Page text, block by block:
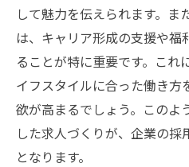
して魅力を伝えられます。ま
は、キャリア形成の支援や福
ることが特に重要です。これ
イフスタイルに合った働き方
欲が高まるでしょう。このよ
した求人づくりが、企業の
となります。